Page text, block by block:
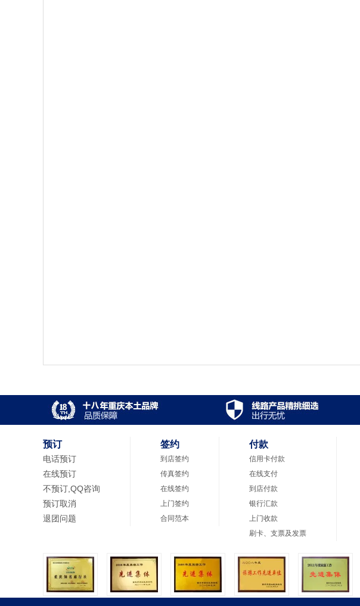
预订
电话预订
在线预订
不预订,QQ咨询
预订取消
退团问题
签约
到店签约
传真签约
在线签约
上门签约
合同范本
付款
信用卡付款
在线支付
到店付款
银行汇款
上门收款
刷卡、支票及发票